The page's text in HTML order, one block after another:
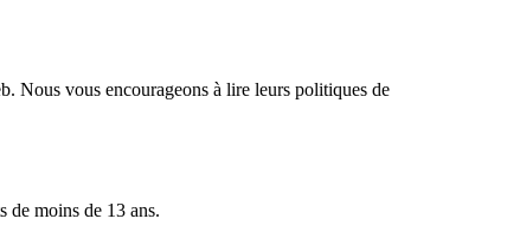
Nous vous encourageons à lire leurs politiques de
de moins de 13 ans.